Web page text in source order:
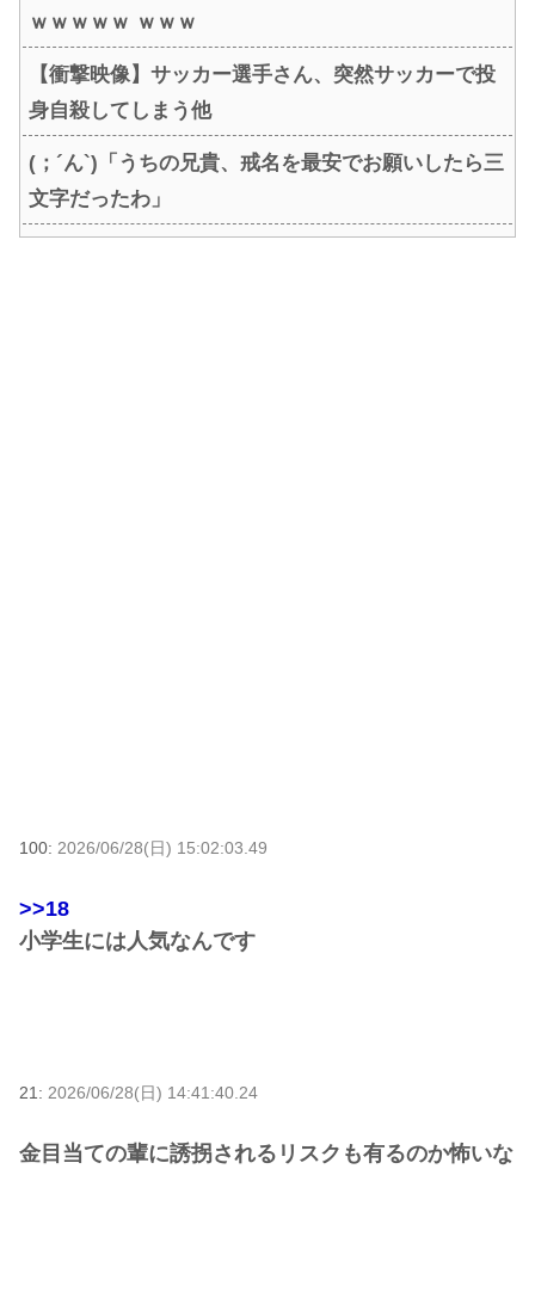
ｗｗｗｗｗ ｗｗｗ
【衝撃映像】サッカー選手さん、突然サッカーで投
身自殺してしまう他
(；´ん`)「うちの兄貴、戒名を最安でお願いしたら三
文字だったわ」
100: 2026/06/28(日) 15:02:03.49
>>18
小学生には人気なんです
21: 2026/06/28(日) 14:41:40.24
金目当ての輩に誘拐されるリスクも有るのか怖いな